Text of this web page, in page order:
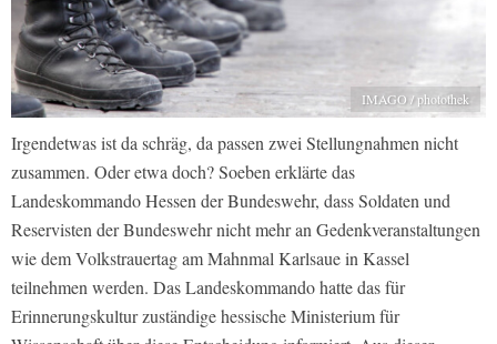
IMAGO / photothek
Irgendetwas ist da schräg, da passen zwei Stellungnahmen nicht
zusammen. Oder etwa doch? Soeben erklärte das
Landeskommando Hessen der Bundeswehr, dass Soldaten und
Reservisten der Bundeswehr nicht mehr an Gedenkveranstaltungen
wie dem Volkstrauertag am Mahnmal Karlsaue in Kassel
teilnehmen werden. Das Landeskommando hatte das für
Erinnerungskultur zuständige hessische Ministerium für